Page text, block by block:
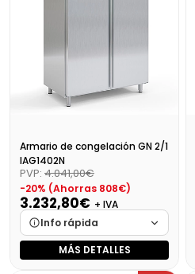
Armario de congelación GN 2/1
IAG1402N
PVP: 4.041,00€
-20% (Ahorras 808€)
3.232,80€ + IVA
Info rápida
Marca
Cargando…
MÁS DETALLES